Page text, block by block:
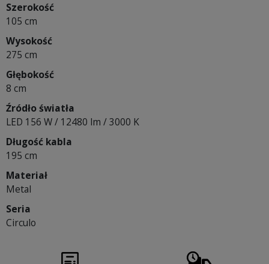
Szerokość
105 cm
Wysokość
275 cm
Głębokość
8 cm
Źródło światła
LED 156 W / 12480 lm / 3000 K
Długość kabla
195 cm
Materiał
Metal
Seria
Circulo